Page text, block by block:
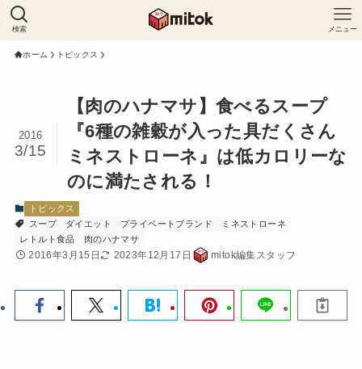
検索 メニュー
ホーム トピックス
【肉のハナマサ】食べるスープ
『6種の雑穀が入った具だくさん
ミネストローネ』は低カロリーな
のに満たされる！
2016
3/15
トピックス
スープ
ダイエット プライベートブランド
ミネストローネ
レトルト食品
肉のハナマサ
2016年3月15日 2023年12月17日 mitok編集スタッフ